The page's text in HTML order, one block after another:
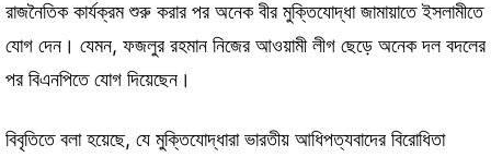
রাজনৈতিক কার্যক্রম শুরু করার পর অনেক বীর মুক্তিযোদ্ধা জামায়াতে ইসলামীতে
যোগ দেন। যেমন, ফজলুর রহমান নিজের আওয়ামী লীগ ছেড়ে অনেক দল বদলের
পর বিএনপিতে যোগ দিয়েছেন।
বিবৃতিতে বলা হয়েছে, যে মুক্তিযোদ্ধারা ভারতীয় আধিপত্যবাদের বিরোধিতা